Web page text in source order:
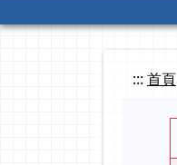
::: 首頁